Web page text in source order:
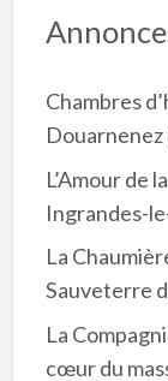
Chambres
L’Amour de
Ingrandes-
La
Sauveterre
La
cœur du